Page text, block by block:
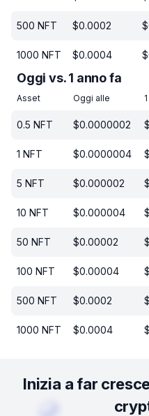
500 NFT $0.0002 $
1000 NFT $0.0004 $
Oggi vs. 1 anno fa
Asset Oggi alle
0.5 NFT $0.0000002 $
1 NFT $0.0000004 $
5 NFT $0.000002 $
10 NFT $0.000004 $
50 NFT $0.00002 $
100 NFT $0.00004 $
500 NFT $0.0002 $
1000 NFT $0.0004 $
Inizia a far